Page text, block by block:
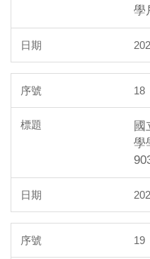
學
18
國
學
19